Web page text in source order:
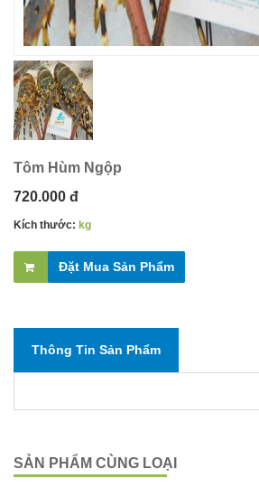
Tôm Hùm Ngộp
720.000 đ
Kích thước: kg
Đặt Mua Sản Phẩm
Thông Tin Sản Phẩm
SẢN PHẨM CÙNG LOẠI